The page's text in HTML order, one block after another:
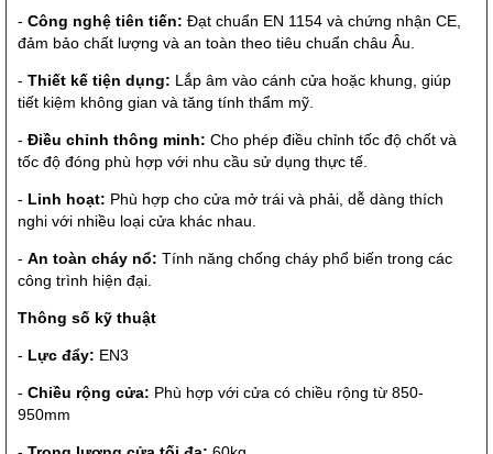
- Công nghệ tiên tiến: Đạt chuẩn EN 1154 và chứng nhận CE,
đảm bảo chất lượng và an toàn theo tiêu chuẩn châu Âu.
- Thiết kế tiện dụng: Lắp âm vào cánh cửa hoặc khung, giúp
tiết kiệm không gian và tăng tính thẩm mỹ.
- Điều chỉnh thông minh: Cho phép điều chỉnh tốc độ chốt và
tốc độ đóng phù hợp với nhu cầu sử dụng thực tế.
- Linh hoạt: Phù hợp cho cửa mở trái và phải, dễ dàng thích
nghi với nhiều loại cửa khác nhau.
- An toàn cháy nổ: Tính năng chống cháy phổ biến trong các
công trình hiện đại.
Thông số kỹ thuật
- Lực đẩy: EN3
- Chiều rộng cửa: Phù hợp với cửa có chiều rộng từ 850-
950mm